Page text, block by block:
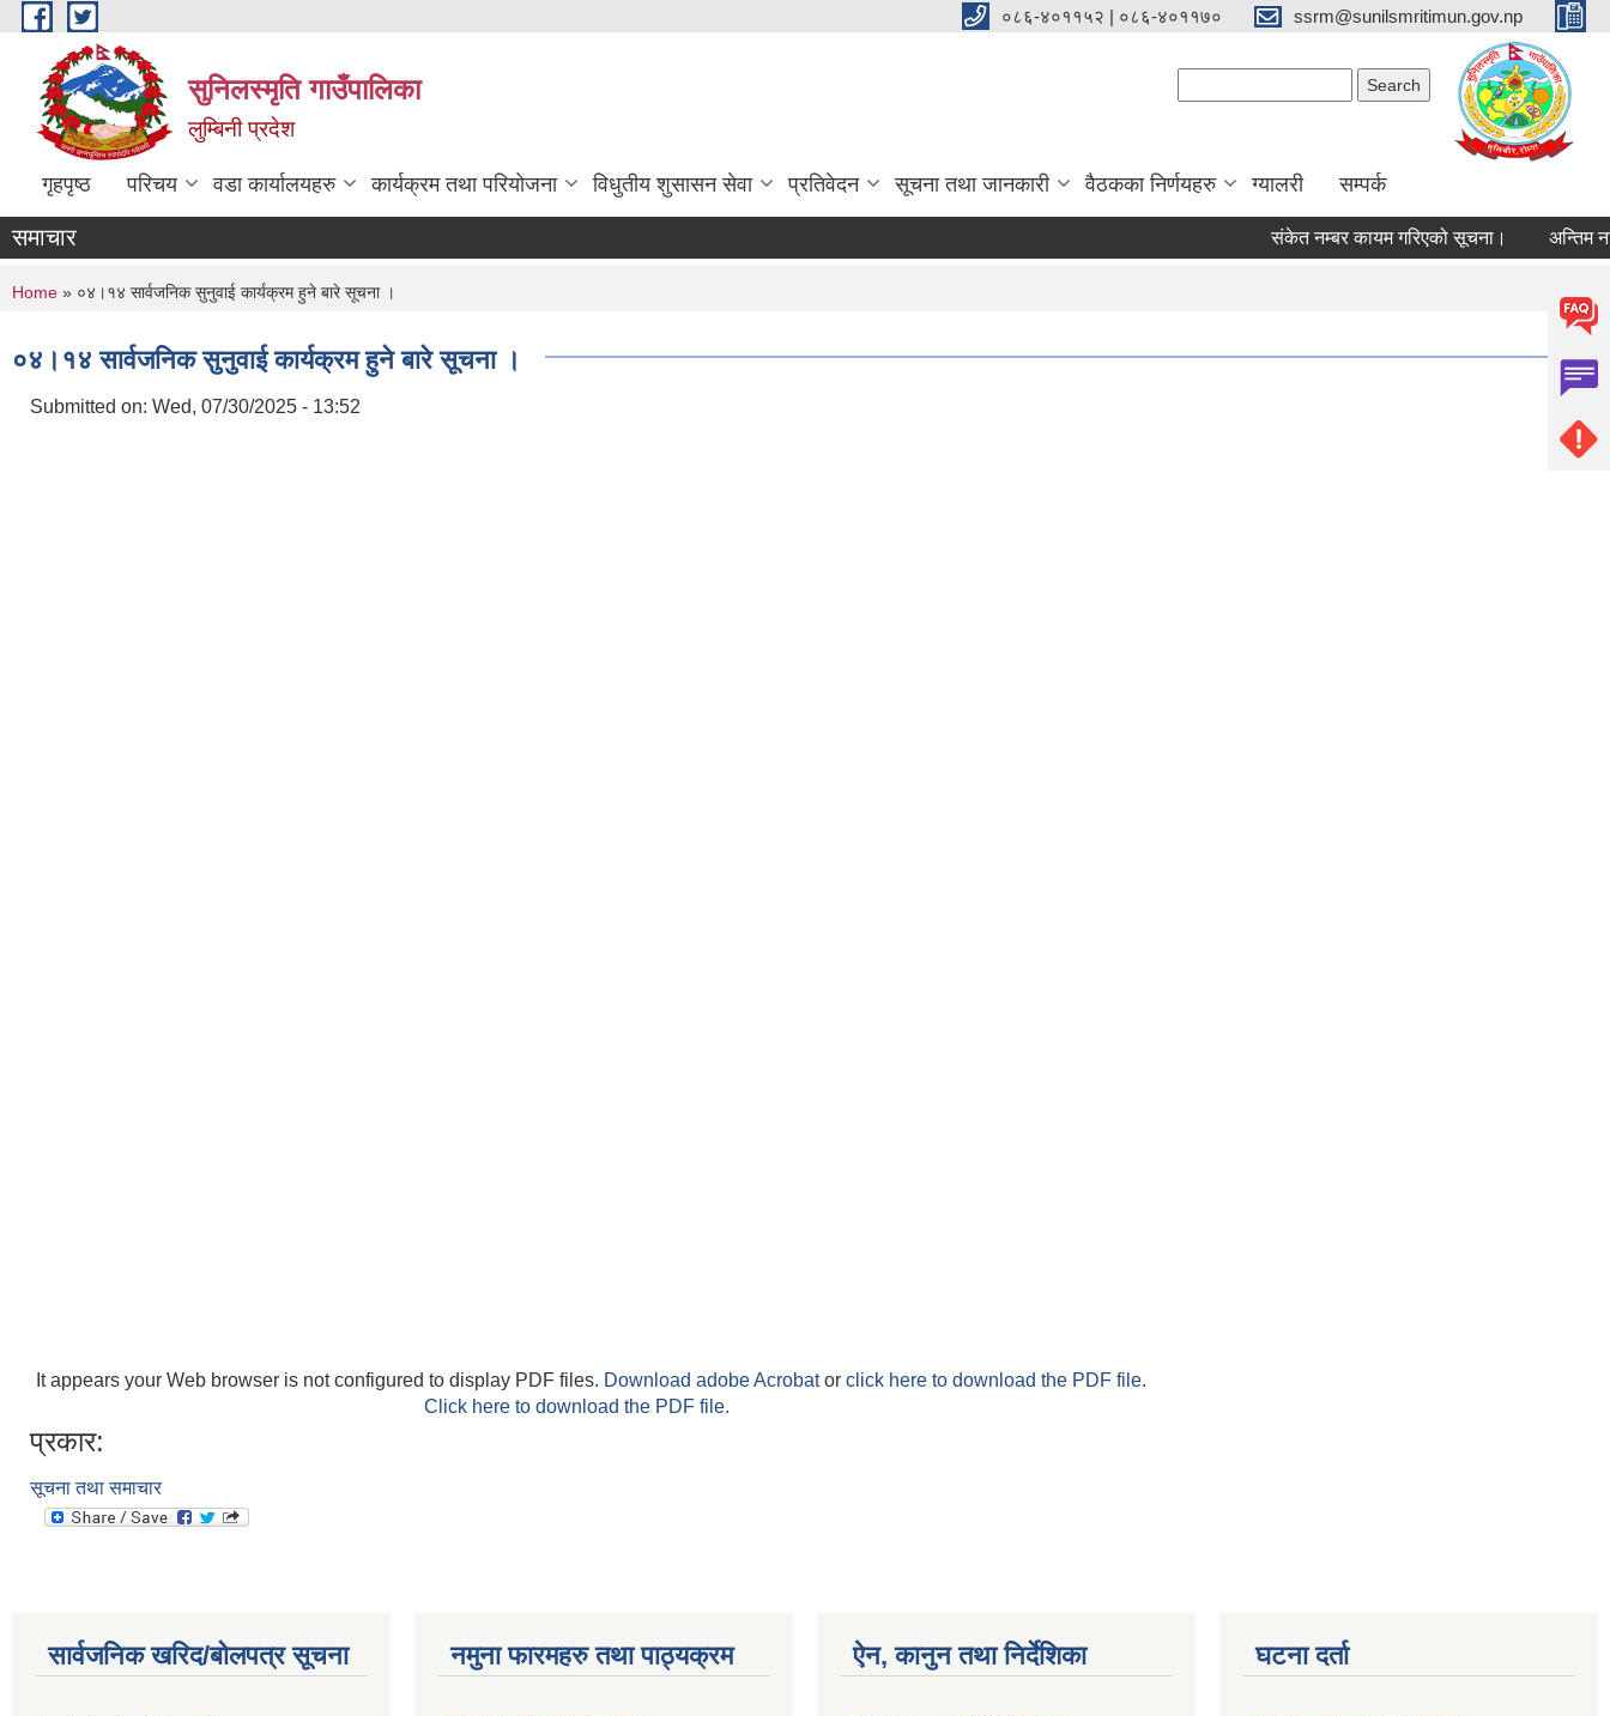
Skip to main content ०८६-४०११५२ | ०८६-४०११७० ssrm@sunilsmritimun.gov.np
सुनिलस्मृति गाउँपालिका
लुम्बिनी प्रदेश
गृहपृष्ठ परिचय वडा कार्यालयहरु कार्यक्रम तथा परियोजना विधुतीय शुसासन सेवा प्रतिवेदन सूचना तथा जानकारी वैठकका निर्णयहरु ग्यालरी सम्पर्क
समाचार संकेत नम्बर कायम गरिएको सूचना। अन्तिम
You are here
Home » ०४।१४ सार्वजनिक सुनुवाई कार्यक्रम हुने बारे सूचना ।
०४।१४ सार्वजनिक सुनुवाई कार्यक्रम हुने बारे सूचना ।
Submitted on: Wed, 07/30/2025 - 13:52
It appears your Web browser is not configured to display PDF files. Download adobe Acrobator click here to download the PDF file.
Click here to download the PDF file.
प्रकार:
सूचना तथा समाचार
सार्वजनिक खरिद/बोलपत्र सूचना नमुना फारमहरु तथा पाठ्यक्रम ऐन, कानुन तथा निर्देशिका घटना दर्ता